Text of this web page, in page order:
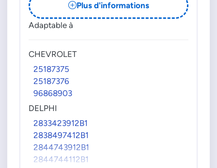
Plus d'informations
Adaptable à
CHEVROLET
25187375
25187376
96868903
DELPHI
2833423912B1
2838497412B1
2844743912B1
2844744112B1